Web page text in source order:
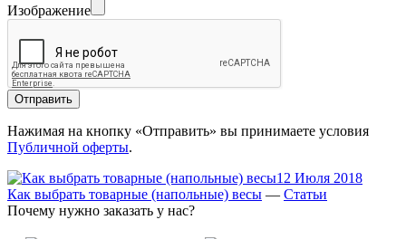
Изображение
Отправить
Нажимая на кнопку «Отправить» вы принимаете условия
Публичной оферты.
12 Июля 2018
Как выбрать товарные (напольные) весы — Статьи
Почему нужно заказать у нас?